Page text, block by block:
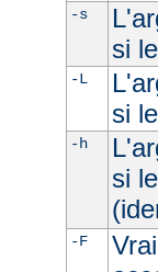
-s
si
-L
si
-h
si
-F